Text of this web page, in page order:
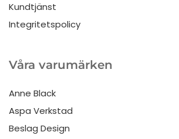
Kundtjänst
Integritetspolicy
Våra varumärken
Anne Black
Aspa Verkstad
Beslag Design